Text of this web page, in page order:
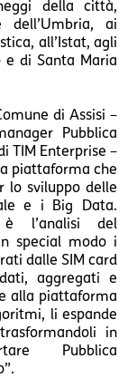
della città,
dell’Umbria, ai
all’Istat, agli
e di Santa Maria
di Assisi –
Pubblica
TIM Enterprise –
piattaforma che
lo sviluppo delle
e i Big Data.
è l’analisi del
special modo i
dalle SIM card
aggregati e
alla piattaforma
li espande
in
Pubblica